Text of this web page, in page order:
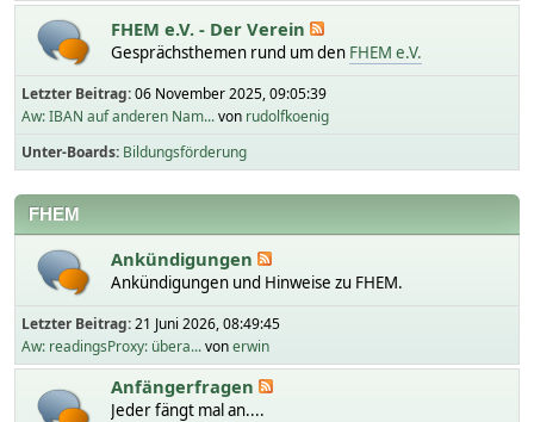
FHEM e.V. - Der Verein
Gesprächsthemen rund um den FHEM e.V.
Letzter Beitrag:06 November 2025, 09:05:39
Aw: IBAN auf anderen Nam...von rudolfkoenig
Unter-Boards Bildungsförderung
FHEM
Ankündigungen
Ankündigungen und Hinweise zu FHEM.
Letzter Beitrag:21 Juni 2026, 08:49:45
Aw: readingsProxy: übera...vonerwin
Anfängerfragen
Jeder fängt mal an....